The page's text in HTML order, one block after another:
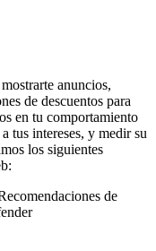
anuncios,
de descuentos para
en tu comportamiento
tus intereses, y medir su
los siguientes
de